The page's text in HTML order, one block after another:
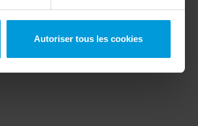
Autoriser tous les cookies